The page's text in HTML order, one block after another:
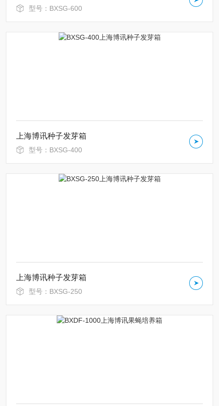
型号：BXSG-600
上海博讯种子发芽箱
型号：BXSG-400
上海博讯种子发芽箱
型号：BXSG-250